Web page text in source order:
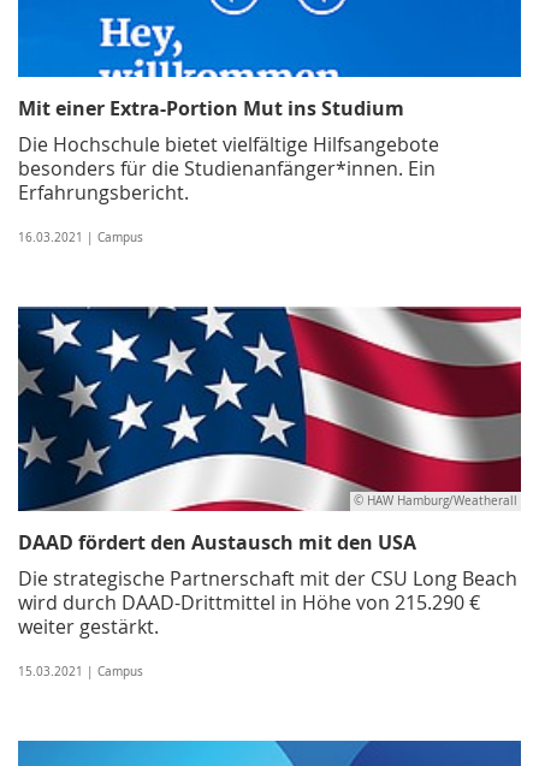
Mit einer Extra-Portion Mut ins Studium
Die Hochschule bietet vielfältige Hilfsangebote
besonders für die Studienanfänger*innen. Ein
Erfahrungsbericht.
16.03.2021 | Campus
© HAW Hamburg/Weatherall
DAAD fördert den Austausch mit den USA
Die strategische Partnerschaft mit der CSU Long Beach
wird durch DAAD-Drittmittel in Höhe von 215.290 €
weiter gestärkt.
15.03.2021 | Campus